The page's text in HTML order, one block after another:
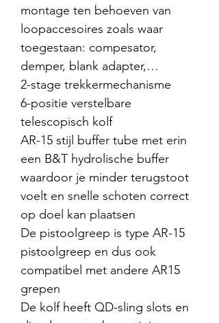
montage ten behoeven van
loopaccesoires zoals waar
toegestaan: compesator,
demper, blank adapter,…
2-stage trekkermechanisme
6-positie verstelbare
telescopisch kolf
AR-15 stijl buffer tube met erin
een B&T hydrolische buffer
waardoor je minder terugstoot
voelt en snelle schoten correct
op doel kan plaatsen
De pistoolgreep is type AR-15
pistoolgreep en dus ook
compatibel met andere AR15
grepen
De kolf heeft QD-sling slots en